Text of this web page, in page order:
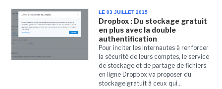
LE 03 JUILLET 2015
Dropbox : Du stockage gratuit
en plus avec la double
authentification
Pour inciter les internautes à renforcer
la sécurité de leurs comptes, le service
de stockage et de partage de fichiers
en ligne Dropbox va proposer du
stockage gratuit à ceux qui...